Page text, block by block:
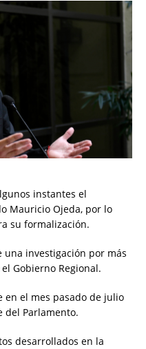
instantes el
Mauricio Ojeda, por lo
su formalización.
investigación por más
Gobierno Regional.
en el mes pasado de julio
del Parlamento.
desarrollados en la